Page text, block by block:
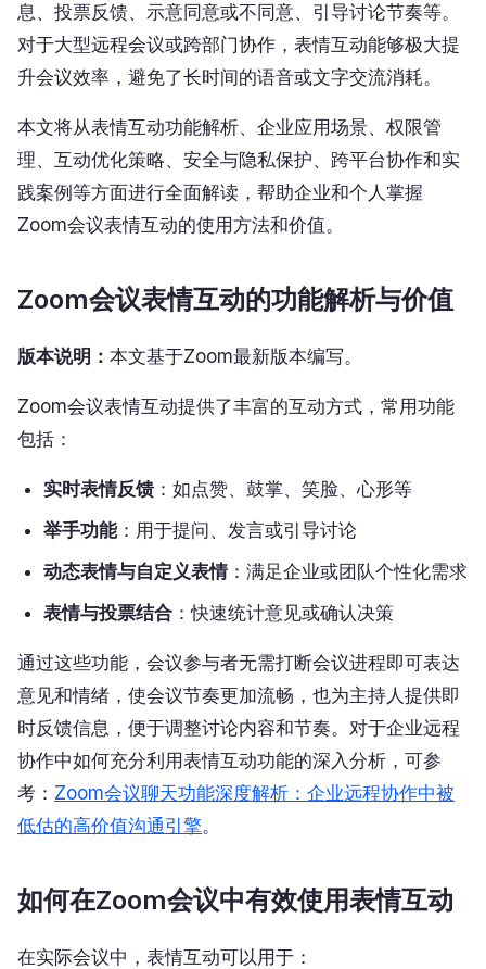
息、投票反馈、示意同意或不同意、引导讨论节奏等。
对于大型远程会议或跨部门协作，表情互动能够极大提
升会议效率，避免了长时间的语音或文字交流消耗。
本文将从表情互动功能解析、企业应用场景、权限管
理、互动优化策略、安全与隐私保护、跨平台协作和实
践案例等方面进行全面解读，帮助企业和个人掌握
Zoom会议表情互动的使用方法和价值。
Zoom会议表情互动的功能解析与价值
版本说明： 本文基于Zoom最新版本编写。
Zoom会议表情互动提供了丰富的互动方式，常用功能
包括：
实时表情反馈：如点赞、鼓掌、笑脸、心形等
举手功能：用于提问、发言或引导讨论
动态表情与自定义表情：满足企业或团队个性化需求
表情与投票结合 ：快速统计意见或确认决策
通过这些功能，会议参与者无需打断会议进程即可表达
意见和情绪，使会议节奏更加流畅，也为主持人提供即
时反馈信息，便于调整讨论内容和节奏。对于企业远程
协作中如何充分利用表情互动功能的深入分析，可参
考： Zoom会议聊天功能深度解析：企业远程协作中被
低估的高价值沟通引擎。
如何在Zoom会议中有效使用表情互动
在实际会议中，表情互动可以用于：